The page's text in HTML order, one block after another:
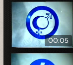
00:05